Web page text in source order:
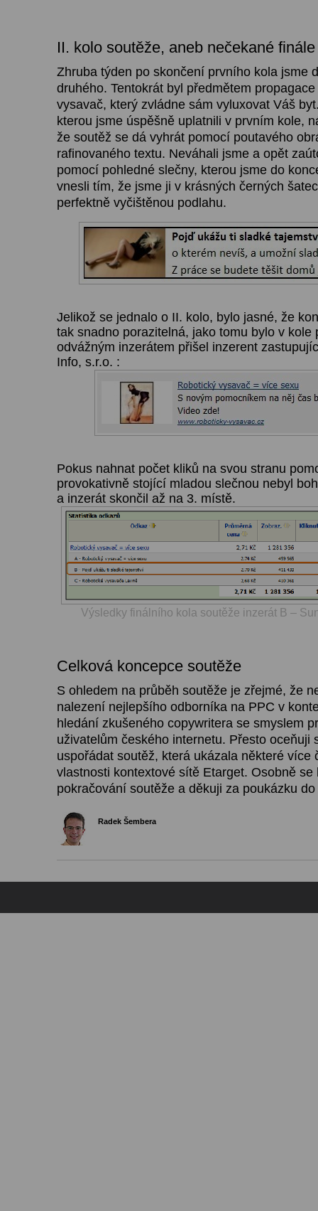
II. kolo soutěže, aneb nečekané finále
Zhruba týden po skončení prvního kola jsme
druhého. Tentokrát byl předmětem
vysavač, který zvládne sám vyluxovat Váš
kterou jsme úspěšně uplatnili v prvním kole,
že soutěž se dá vyhrát pomocí poutavého
rafinovaného textu. Neváhali jsme a opět
pomocí pohledné slečny, kterou jsme do
vnesli tím, že jsme ji v krásných černých
perfektně vyčištěnou podlahu.
Jelikož se jednalo o II. kolo, bylo jasné, že
tak snadno porazitelná, jako tomu bylo v kole
odvážným inzerátem přišel inzerent
Info, s.r.o. :
Pokus nahnat počet kliků na svou stranu
provokativně stojící mladou slečnou nebyl
a inzerát skončil až na 3. místě.
Výsledky finálního kola soutěže inzerát B –
Celková koncepce soutěže
S ohledem na průběh soutěže je zřejmé, že
nalezení nejlepšího odborníka na PPC v
hledání zkušeného copywritera se smyslem
uživatelům českého internetu. Přesto oceňuji
uspořádat soutěž, která ukázala některé více
vlastnosti kontextové sítě Etarget. Osobně
pokračování soutěže a děkuji za poukázku
Radek Šembera